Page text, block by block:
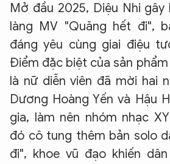
Mở đầu 2025, Diệu Nhi
làng MV "Quăng hết đi",
đáng yêu cùng giai điệu
Điểm đặc biệt của sản
là nữ diễn viên đã mời hai
Dương Hoàng Yến và Hậu
gia, làm nên nhóm nhạc
đó cô tung thêm bản solo
đi", khoe vũ đạo khiến